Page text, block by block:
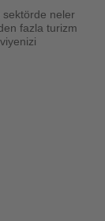
sektörde neler
fazla turizm